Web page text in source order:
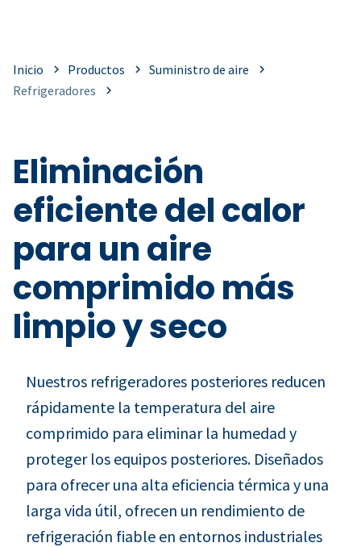
Inicio Productos
Suministro de aire
Refrigeradores
Eliminación
eficiente del calor
para un aire
comprimido más
limpio y seco
Nuestros refrigeradores posteriores reducen
rápidamente la temperatura del aire
comprimido para eliminar la humedad y
proteger los equipos posteriores. Diseñados
para ofrecer una alta eficiencia térmica y una
larga vida útil, ofrecen un rendimiento de
refrigeración fiable en entornos industriales